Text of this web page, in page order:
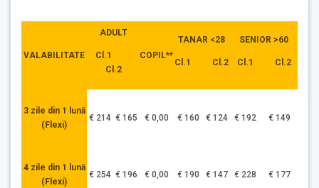
VALABILITATE
ADULT
Cl.1
Cl.2
COPIL**
TANAR <28
Cl.1 Cl.2
SENIOR >60
Cl.1 Cl.2
3 zile din 1 lună
(Flexi)
€ 214 € 165 € 0,00 € 160 € 124 € 192 € 149
4 zile din 1 lună
(Flexi)
€ 254 € 196 € 0,00 € 190 € 147 € 228 € 177